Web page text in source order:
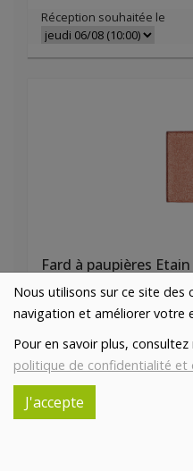
Nous utilisons sur ce site
navigation et améliorer votre
Pour en savoir plus,
politique de confidentialité et
J'accepte
Réception souhaitée le
Fard à paupières
AVRIL
-
Réception souhaitée le